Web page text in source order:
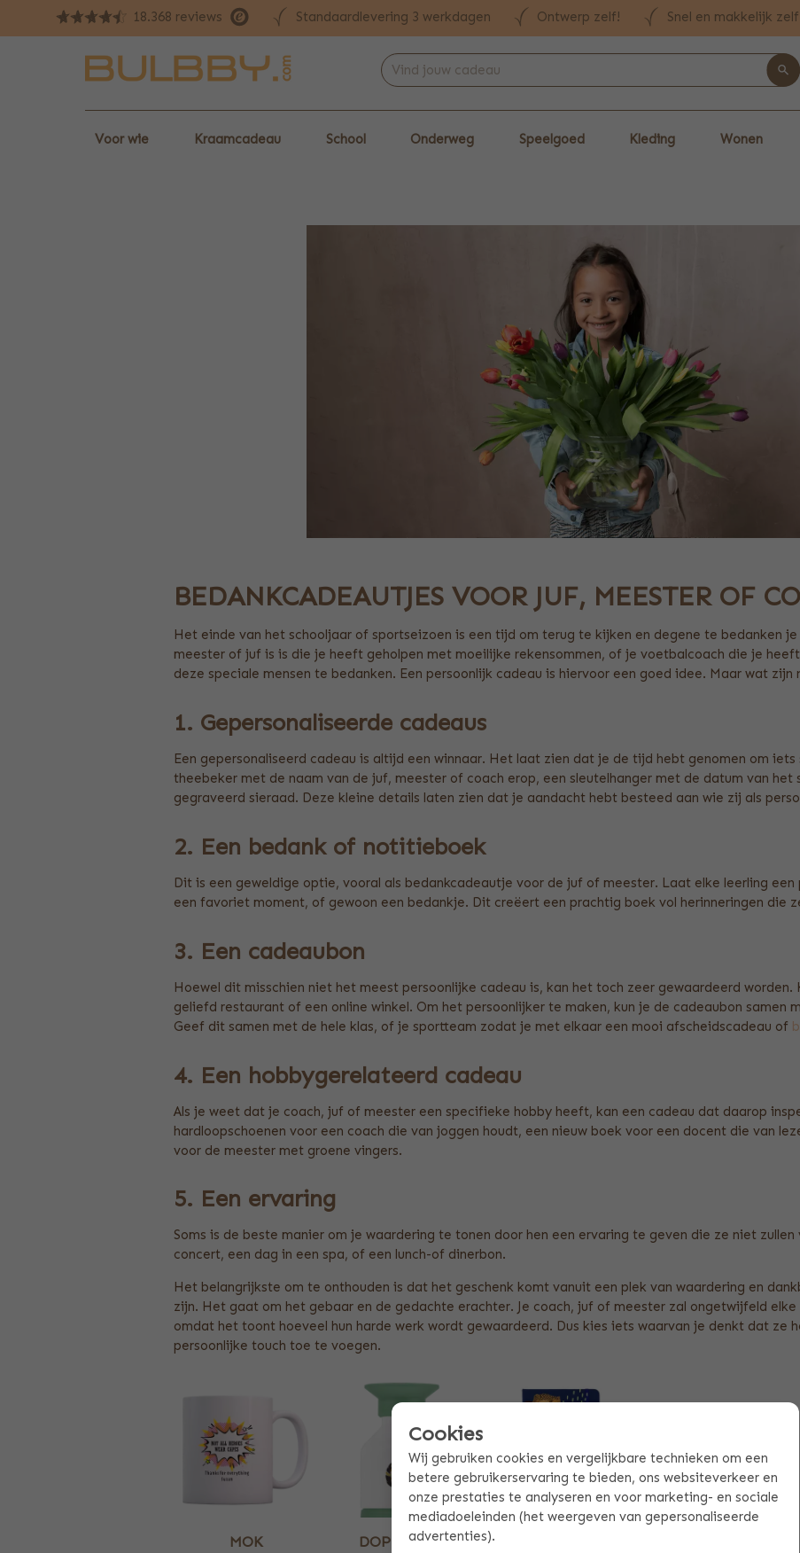
18.368 reviews Standaardlevering 3 werkdagen Ontwerp zelf! Snel en makkelijk
Voor wie Kraamcadeau School Onderweg Speelgoed Kleding Wonen
BEDANKCADEAUTJES VOOR JUF, MEESTER OF
Het einde van het schooljaar of sportseizoen is een tijd om terug te kijken en degene te bedanken
meester of juf is is die je heeft geholpen met moeilijke rekensommen, of je voetbalcoach die je
deze speciale mensen te bedanken. Een persoonlijk cadeau is hiervoor een goed idee. Maar wat
1. Gepersonaliseerde cadeaus
Een gepersonaliseerd cadeau is altijd een winnaar. Het laat zien dat je de tijd hebt genomen om
theebeker met de naam van de juf, meester of coach erop, een sleutelhanger met de datum van
gegraveerd sieraad. Deze kleine details laten zien dat je aandacht hebt besteed aan wie zij als
2. Een bedank of notitieboek
Dit is een geweldige optie, vooral als bedankcadeautje voor de juf of meester. Laat elke leerling
een favoriet moment, of gewoon een bedankje. Dit creëert een prachtig boek vol herinneringen die
3. Een cadeaubon
Hoewel dit misschien niet het meest persoonlijke cadeau is, kan het toch zeer gewaardeerd worden.
geliefd restaurant of een online winkel. Om het persoonlijker te maken, kun je de cadeaubon samen
Geef dit samen met de hele klas, of je sportteam zodat je met elkaar een mooi afscheidscadeau of
4. Een hobbygerelateerd cadeau
Als je weet dat je coach, juf of meester een specifieke hobby heeft, kan een cadeau dat daarop
hardloopschoenen voor een coach die van joggen houdt, een nieuw boek voor een docent die van
voor de meester met groene vingers.
5. Een ervaring
Soms is de beste manier om je waardering te tonen door hen een ervaring te geven die ze niet
concert, een dag in een spa, of een lunch-of dinerbon.
Het belangrijkste om te onthouden is dat het geschenk komt vanuit een plek van waardering en
zijn. Het gaat om het gebaar en de gedachte erachter. Je coach, juf of meester zal ongetwijfeld
omdat het toont hoeveel hun harde werk wordt gewaardeerd. Dus kies iets waarvan je denkt dat ze
persoonlijke touch toe te voegen.
MOK
DOPPER MET
Cookies
Wij gebruiken cookies en vergelijkbare technieken om een
betere gebruikerservaring te bieden, ons websiteverkeer en
onze prestaties te analyseren en voor marketing- en sociale
mediadoeleinden (het weergeven van gepersonaliseerde
advertenties).